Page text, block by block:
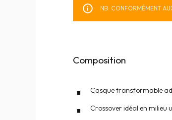
NB: CONFORMÉMENT
Composition
Casque transformable
Crossover idéal en milieu